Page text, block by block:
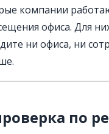
компании
офиса. Для
ни офиса, ни
по